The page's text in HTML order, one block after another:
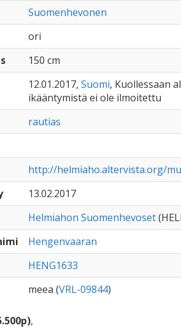
Suomenhevonen
ori
150 cm
12.01.2017, Suomi, Kuollessaan
ikääntymistä ei ole ilmoitettu
rautias
http://helmiaho.altervista.org/
13.02.2017
Helmiahon Suomenhevoset
Hengenvaaran
HENG1633
meea (VRL-09844)
,